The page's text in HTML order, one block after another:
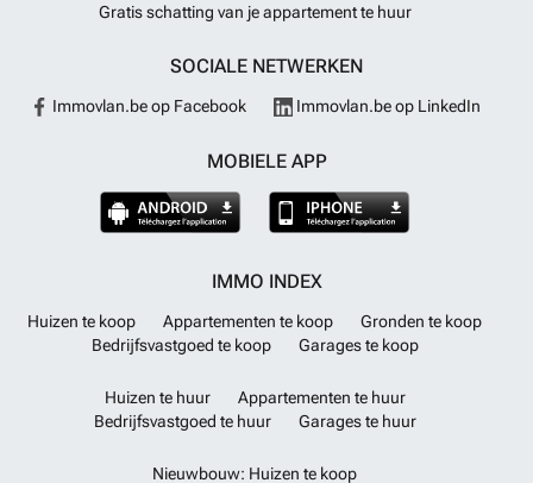
Gratis schatting van je appartement te huur
SOCIALE NETWERKEN
Immovlan.be op Facebook Immovlan.be op LinkedIn
MOBIELE APP
IMMO INDEX
Huizen te koop Appartementen te koop
Gronden te koop
Bedrijfsvastgoed te koop
Garages te koop
Huizen te huur
Appartementen te huur
Bedrijfsvastgoed te huur
Garages te huur
Nieuwbouw: Huizen te koop